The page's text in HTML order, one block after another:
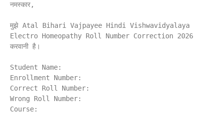
नमस्कार,
मुझे Atal Bihari Vajpayee Hindi Vishwavidyalaya
Electro Homeopathy Roll Number Correction 2026
करवानी है।
Student Name:
Enrollment Number:
Correct Roll Number:
Wrong Roll Number:
Course: